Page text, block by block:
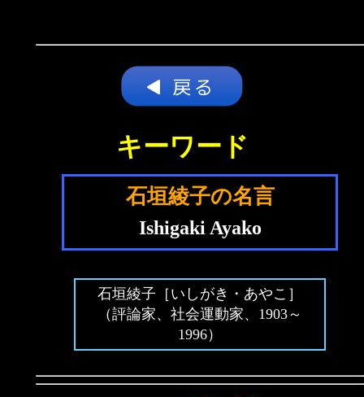
キーワード
石垣綾子の名言
Ishigaki Ayako
石垣綾子［いしがき・あやこ］
（評論家、社会運動家、1903～
1996）